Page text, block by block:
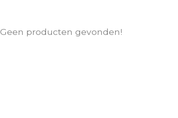
Geen producten gevonden!